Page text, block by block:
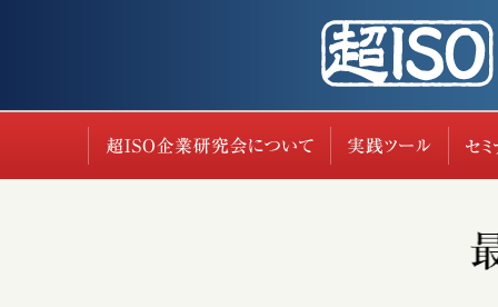
超ISO企業研究会に